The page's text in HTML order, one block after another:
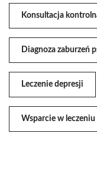
Konsultacja
Diagnoza zaburzeń
Leczenie depresji
Wsparcie w leczeniu